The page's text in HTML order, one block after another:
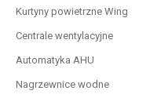
Kurtyny powietrzne Wing
Centrale wentylacyjne
Automatyka AHU
Nagrzewnice wodne